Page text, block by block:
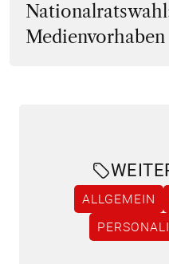
Medienvorhaben
ALLGEMEIN